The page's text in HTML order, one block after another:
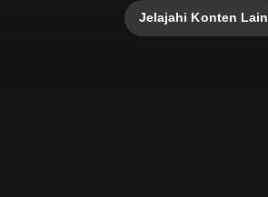
Jelajahi Konten Lain